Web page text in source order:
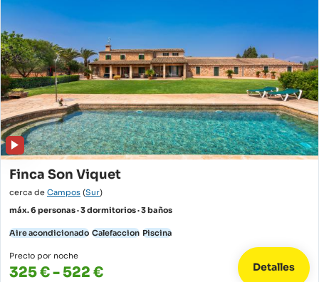
Finca Son Viquet
cerca de Campos (Sur)
máx. 6 personas · 3 dormitorios · 3 baños
Aire acondicionado Calefaccion Piscina
Precio por noche
325 € - 522 € Detalles